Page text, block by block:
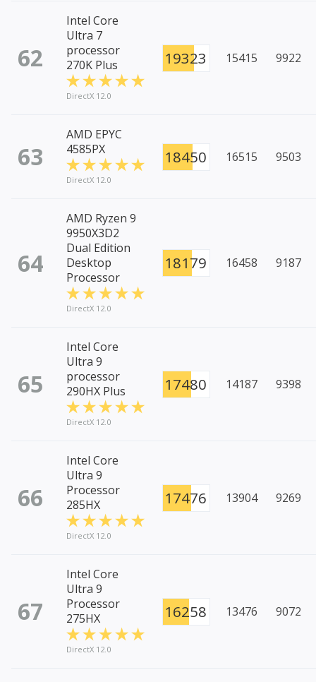
62
Intel Core
Ultra 7
processor
270K Plus
DirectX 12.0
19323 15415 9922
63
AMD EPYC
4585PX
DirectX 12.0
18450 16515 9503
64
AMD Ryzen 9
9950X3D2
Dual Edition
Desktop
Processor
DirectX 12.0
18179 16458 9187
65
Intel Core
Ultra 9
processor
290HX Plus
DirectX 12.0
17480 14187 9398
66
Intel Core
Ultra 9
Processor
285HX
DirectX 12.0
17476 13904 9269
67
Intel Core
Ultra 9
Processor
275HX
DirectX 12.0
16258 13476 9072